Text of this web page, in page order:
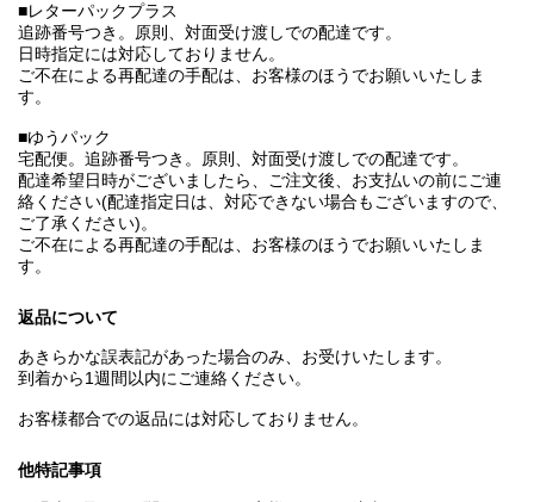
■レターパックプラス
追跡番号つき。原則、対面受け渡しでの配達です。
日時指定には対応しておりません。
ご不在による再配達の手配は、お客様のほうでお願いいたしま
す。
■ゆうパック
宅配便。追跡番号つき。原則、対面受け渡しでの配達です。
配達希望日時がございましたら、ご注文後、お支払いの前にご連
絡ください(配達指定日は、対応できない場合もございますので、
ご了承ください)。
ご不在による再配達の手配は、お客様のほうでお願いいたしま
す。
返品について
あきらかな誤表記があった場合のみ、お受けいたします。
到着から1週間以内にご連絡ください。
お客様都合での返品には対応しておりません。
他特記事項